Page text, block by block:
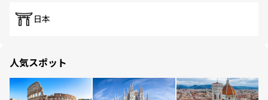
日本
人気スポット